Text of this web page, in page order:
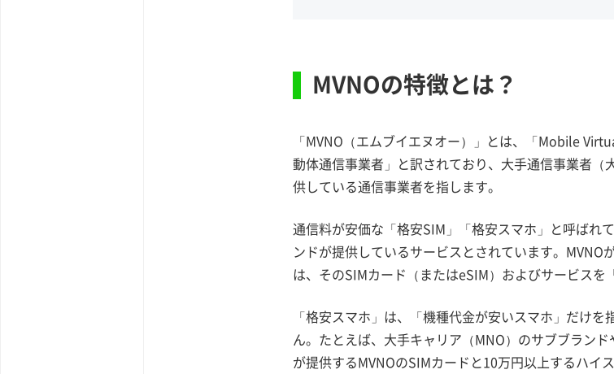
MVNOの特徴とは？
「MVNO（エムブイエヌオー）」とは、「Mobile
動体通信事業者」と訳されており、大手通信事業者
供している通信事業者を指します。
通信料が安価な「格安SIM」「格安スマホ」と呼ばれ
ンドが提供しているサービスとされています。
は、そのSIMカード（またはeSIM）およびサービスを
「格安スマホ」は、「機種代金が安いスマホ」だけ
ん。たとえば、大手キャリア（MNO）のサブブラン
が提供するMVNOのSIMカードと10万円以上するハイ